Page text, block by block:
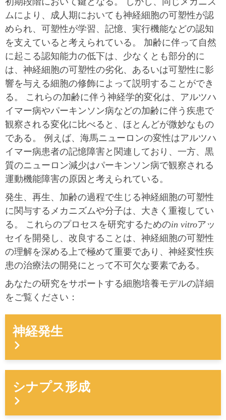
ムにより、成人期においても神経細胞の可塑性が認
められ、可塑性が学習、記憶、実行機能などの認知
を支えていると考えられている。 加齢に伴って自然
に起こる認知能力の低下は、少なくとも部分的に
は、神経細胞の可塑性の劣化、あるいは可塑性に影
響を与える細胞の修飾によって説明することができ
る。 これらの加齢に伴う神経学的変化は、アルツハ
イマー病やパーキンソン病などの加齢に伴う疾患で
観察される変化に比べると、ほとんどが微妙なもの
である。 例えば、海馬ニューロンの変性はアルツハ
イマー病患者の記憶障害と関連しており、一方、黒
質のニューロン減少はパーキンソン病で観察される
運動機能障害の原因と考えられている。
発生、再生、加齢の過程で生じる神経細胞の可塑性
に関与するメカニズムや分子は、大きく重複してい
る。 これらのプロセスを研究するためのin vitroアッ
セイを開発し、改良することは、神経細胞の可塑性
の理解を深める上で極めて重要であり、神経変性疾
患の治療法の開発にとって不可欠な要素である。
あなたの研究をサポートする細胞培養モデルの詳細
をご覧ください：
神経発生
シナプス形成